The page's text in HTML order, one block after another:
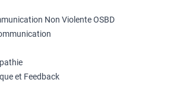
Non Violente OSBD
et Feedback